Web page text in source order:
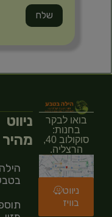
בואו לבקר
בחנות:
סוקולוב 40,
הרצליה.
ניווט
בוויז
ניווט
מהיר
הילה